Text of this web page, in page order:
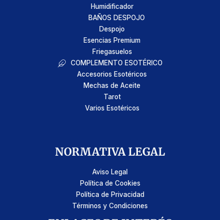
Humidificador
BAÑOS DESPOJO
Despojo
Esencias Premium
Friegasuelos
COMPLEMENTO ESOTÉRICO
Accesorios Esotéricos
Mechas de Aceite
Tarot
Varios Esotéricos
NORMATIVA LEGAL
Aviso Legal
Política de Cookies
Política de Privacidad
Términos y Condiciones